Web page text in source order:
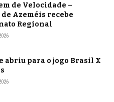
de Velocidade –
Azeméis recebe
Regional
abriu para o jogo Brasil X